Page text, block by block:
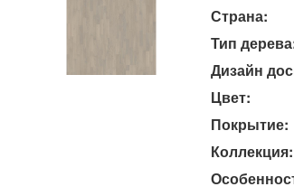
Страна:
Тип
Дизайн
Цвет:
Покрытие:
Коллекция: